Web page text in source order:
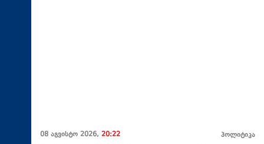
08 აგვისტო 2026, 20:22 პოლიტიკა